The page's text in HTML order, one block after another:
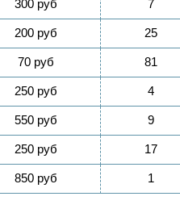
300 руб 7
200 руб 25
70 руб 81
250 руб 4
550 руб 9
250 руб 17
850 руб 1